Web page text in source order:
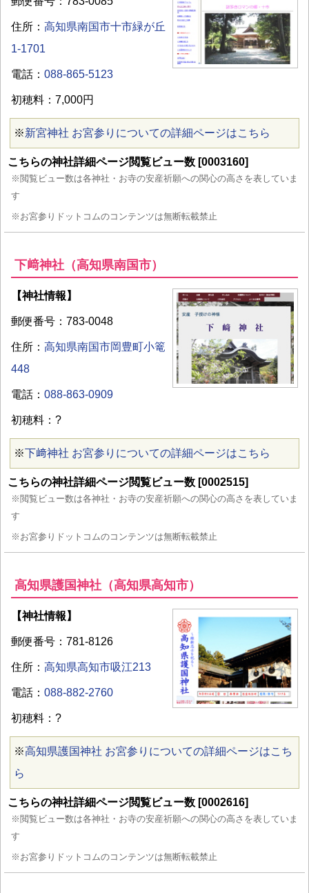
住所： 高知県南国市十市緑が丘
1-1701
電話： 088-865-5123
初穂料：7,000円
※新宮神社 お宮参りについての詳細ページはこちら
こちらの神社詳細ページ閲覧ビュー数 [0003160]
※閲覧ビュー数は各神社・お寺の安産祈願への関心の高さを表していま
す
※お宮参りドットコムのコンテンツは無断転載禁止
下﨑神社（高知県南国市）
【神社情報】
郵便番号：783-0048
住所： 高知県南国市岡豊町小篭
448
電話： 088-863-0909
初穂料：?
※下﨑神社 お宮参りについての詳細ページはこちら
こちらの神社詳細ページ閲覧ビュー数 [0002515]
※閲覧ビュー数は各神社・お寺の安産祈願への関心の高さを表していま
す
※お宮参りドットコムのコンテンツは無断転載禁止
高知県護国神社（高知県高知市）
【神社情報】
郵便番号：781-8126
住所： 高知県高知市吸江213
電話： 088-882-2760
初穂料：?
※高知県護国神社 お宮参りについての詳細ページはこち
ら
こちらの神社詳細ページ閲覧ビュー数 [0002616]
※閲覧ビュー数は各神社・お寺の安産祈願への関心の高さを表していま
す
※お宮参りドットコムのコンテンツは無断転載禁止